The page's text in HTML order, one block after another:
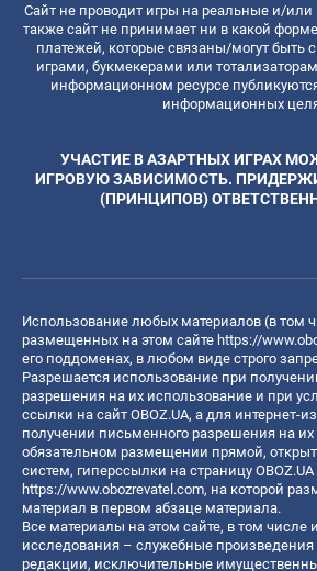
Сайт не проводит игры на реальные и/или
также сайт не принимает ни в какой
платежей, которые связаны/могут быть
играми, букмекерами или
информационном ресурсе
информационных
УЧАСТИЕ В АЗАРТНЫХ ИГРАХ
ИГРОВУЮ ЗАВИСИМОСТЬ.
(ПРИНЦИПОВ)
Использование любых материалов (в том
размещенных на этом сайте https://
его поддоменах, в любом виде строго
Разрешается использование при
разрешения на их использование и при
ссылки на сайт OBOZ.UA, а для интернет-
получении письменного разрешения на
обязательном размещении прямой,
систем, гиперссылки на страницу
https://www.obozrevatel.com, на которой
материал в первом абзаце материала.
Все материалы на этом сайте, в том числе
исследования – служебные произведения
редакции, исключительные